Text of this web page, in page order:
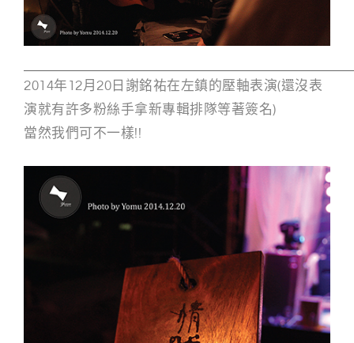
2014年12月20日謝銘祐在左鎮的壓軸表演(還沒表
演就有許多粉絲手拿新專輯排隊等著簽名)
當然我們可不一樣!!